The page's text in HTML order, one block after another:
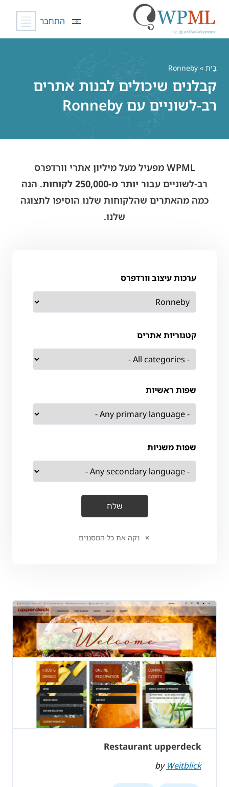
התחבר
בַּיִת » Ronneby
קבלנים שיכולים לבנות אתרים
רב-לשוניים עם Ronneby
WPML מפעיל מעל מיליון אתרי וורדפרס
רב-לשוניים עבור יותר מ-250,000 לקוחות
. הנה
כמה מהאתרים שהלקוחות שלנו הוסיפו לתצוגה
שלנו.
ערכות עיצוב וורדפרס
קטגוריות אתרים
שפות ראשיות
שפות משניות
נקה את כל המסננים
Restaurant upperdeck
by Weitblick